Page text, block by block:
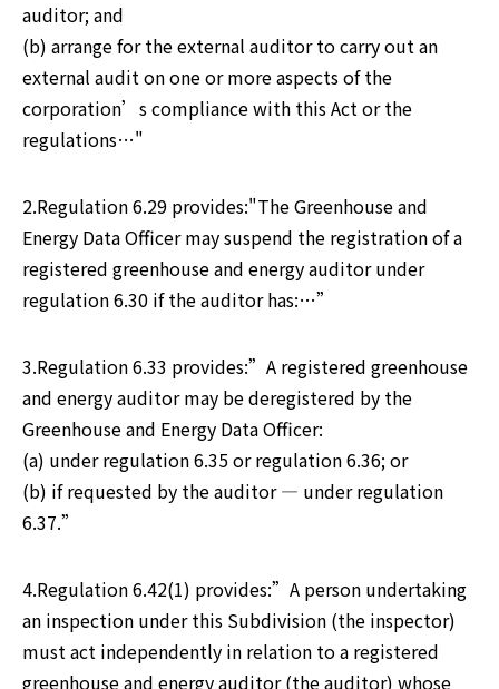
auditor; and
(b) arrange for the external auditor to carry out an
external audit on one or more aspects of the
corporation’s compliance with this Act or the
regulations…"
2.Regulation 6.29 provides:"The Greenhouse and
Energy Data Officer may suspend the registration of a
registered greenhouse and energy auditor under
regulation 6.30 if the auditor has:…”
3.Regulation 6.33 provides:”A registered greenhouse
and energy auditor may be deregistered by the
Greenhouse and Energy Data Officer:
(a) under regulation 6.35 or regulation 6.36; or
(b) if requested by the auditor — under regulation
6.37.”
4.Regulation 6.42(1) provides:”A person undertaking
an inspection under this Subdivision (the inspector)
must act independently in relation to a registered
greenhouse and energy auditor (the auditor) whose